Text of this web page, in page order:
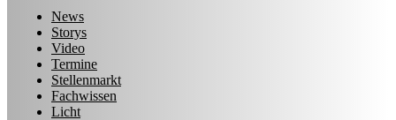
News
Storys
Video
Termine
Stellenmarkt
Fachwissen
Licht